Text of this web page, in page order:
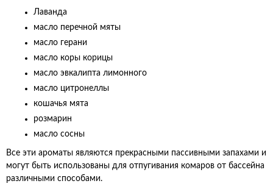
Лаванда
масло перечной мяты
масло герани
масло коры корицы
масло эвкалипта лимонного
масло цитронеллы
кошачья мята
розмарин
масло сосны
Все эти ароматы являются прекрасными пассивными запахами и
могут быть использованы для отпугивания комаров от бассейна
различными способами.